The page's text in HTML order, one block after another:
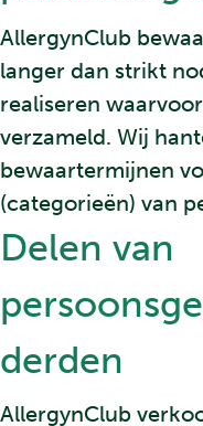
AllergynClub
langer dan strikt
realiseren
verzameld. Wij
bewaartermijnen
(categorieën) van
Delen van
derden
AllergynClub